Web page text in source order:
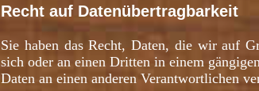
Recht auf Datenübertragbarkeit
Sie haben das Recht, Daten, die wir auf
sich oder an einen Dritten in einem
Daten an einen anderen Verantwortlichen